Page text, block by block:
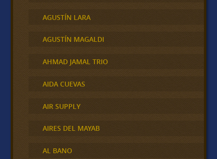
AGUSTÍN LARA
AGUSTÍN MAGALDI
AHMAD JAMAL TRIO
AIDA CUEVAS
AIR SUPPLY
AIRES DEL MAYAB
AL BANO